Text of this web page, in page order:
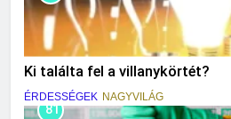
Ki találta fel a villanykörtét?
ÉRDESSÉGEK NAGYVILÁG
81